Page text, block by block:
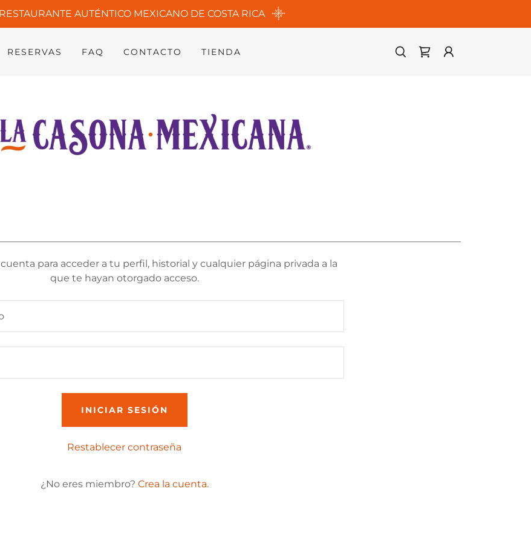
AUTÉNTICO MEXICANO DE COSTA RICA
RESERVAS FAQ CONTACTO TIENDA
para acceder a tu perfil, historial y cualquier página privada a la
que te hayan otorgado acceso.
INICIAR SESIÓN
Restablecer contraseña
¿No eres miembro? Crea la cuenta.